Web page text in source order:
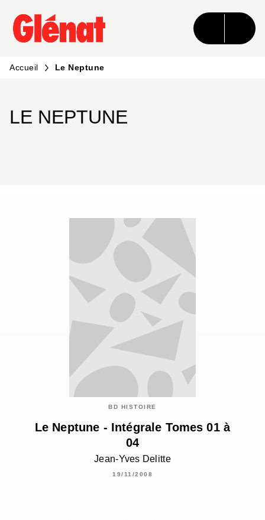
MENU RECHERCHE CONTENU
PIED DE PAGE
Accueil Le Neptune
LE NEPTUNE
BD HISTOIRE
Le Neptune - Intégrale Tomes 01 à
04
Jean-Yves Delitte
19/11/2008